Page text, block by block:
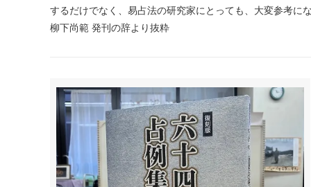
するだけでなく、易占法の研究家にとっても、大変参考に
柳下尚範 発刊の辞より抜粋